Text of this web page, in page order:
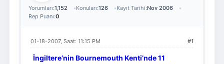
Yorumları:1,152 Konuları:126 Kayıt Tarihi:Nov 2006
Rep Puanı:0
#1
01-18-2007, Saat: 11:15 PM
İngiltere’nin Bournemouth Kenti’nde 11